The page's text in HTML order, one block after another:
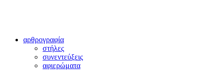
αρθρογραφία
στήλες
συνεντεύξεις
αφιερώματα